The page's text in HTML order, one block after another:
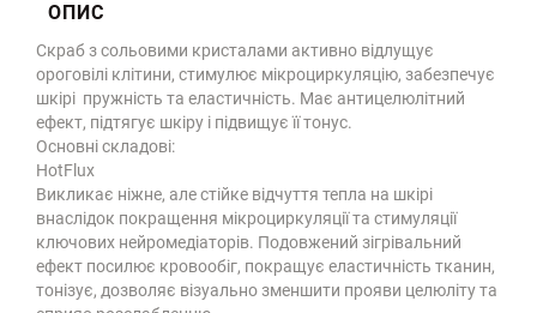
ОПИС
Скраб з сольовими кристалами активно відлущує
ороговілі клітини, стимулює мікроциркуляцію, забезпечує
шкірі пружність та еластичність. Має антицелюлітний
ефект, підтягує шкіру і підвищує її тонус.
Основні складові:
HotFlux
Викликає ніжне, але стійке відчуття тепла на шкірі
внаслідок покращення мікроциркуляції та стимуляції
ключових нейромедіаторів. Подовжений зігрівальний
ефект посилює кровообіг, покращує еластичність тканин,
тонізує, дозволяє візуально зменшити прояви целюліту та